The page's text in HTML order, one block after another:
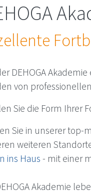
DEHOGAAkademie
von
Sie die Form Ihrer
Sie in unserer top-
weiteren
ins Haus - mit einer
Akademie